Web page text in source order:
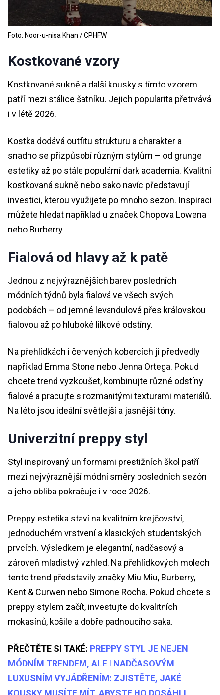
Foto: Noor-u-nisa Khan / CPHFW
Kostkované vzory
Kostkované sukně a další kousky s tímto vzorem
patří mezi stálice šatníku. Jejich popularita přetrvává
i v létě 2026.
Kostka dodává outfitu strukturu a charakter a
snadno se přizpůsobí různým stylům – od grunge
estetiky až po stále populární dark academia. Kvalitní
kostkovaná sukně nebo sako navíc představují
investici, kterou využijete po mnoho sezon. Inspiraci
můžete hledat například u značek Chopova Lowena
nebo Burberry.
Fialová od hlavy až k patě
Jednou z nejvýraznějších barev posledních
módních týdnů byla fialová ve všech svých
podobách – od jemné levandulové přes královskou
fialovou až po hluboké lilkové odstíny.
Na přehlídkách i červených kobercích ji předvedly
například Emma Stone nebo Jenna Ortega. Pokud
chcete trend vyzkoušet, kombinujte různé odstíny
fialové a pracujte s rozmanitými texturami materiálů.
Na léto jsou ideální světlejší a jasnější tóny.
Univerzitní preppy styl
Styl inspirovaný uniformami prestižních škol patří
mezi nejvýraznější módní směry posledních sezón
a jeho obliba pokračuje i v roce 2026.
Preppy estetika staví na kvalitním krejčovství,
jednoduchém vrstvení a klasických studentských
prvcích. Výsledkem je elegantní, nadčasový a
zároveň mladistvý vzhled. Na přehlídkových molech
tento trend představily značky Miu Miu, Burberry,
Kent & Curwen nebo Simone Rocha. Pokud chcete s
preppy stylem začít, investujte do kvalitních
mokasínů, košile a dobře padnoucího saka.
PŘEČTĚTE SI TAKÉ: PREPPY STYL JE NEJEN
MÓDNÍM TRENDEM, ALE I NADČASOVÝM
LUXUSNÍM VYJÁDŘENÍM: ZJISTĚTE, JAKÉ
KOUSKY MUSÍTE MÍT, ABYSTE HO DOSÁHLI